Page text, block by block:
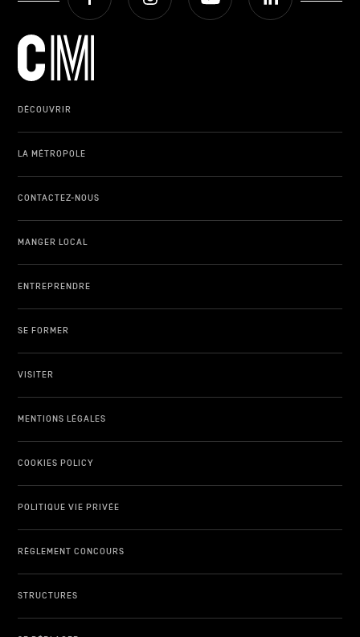
DÉCOUVRIR
LA MÉTROPOLE
CONTACTEZ-NOUS
MANGER LOCAL
ENTREPRENDRE
SE FORMER
VISITER
MENTIONS LÉGALES
COOKIES POLICY
POLITIQUE VIE PRIVÉE
RÈGLEMENT CONCOURS
STRUCTURES